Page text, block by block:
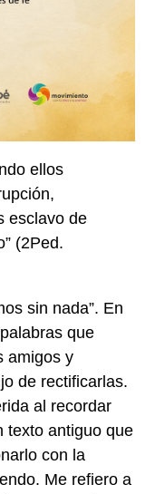
ellos
esclavo de
(2Ped.
sin nada”. En
que
amigos y
de rectificarlas.
al recordar
texto antiguo que
con la
Me refiero a